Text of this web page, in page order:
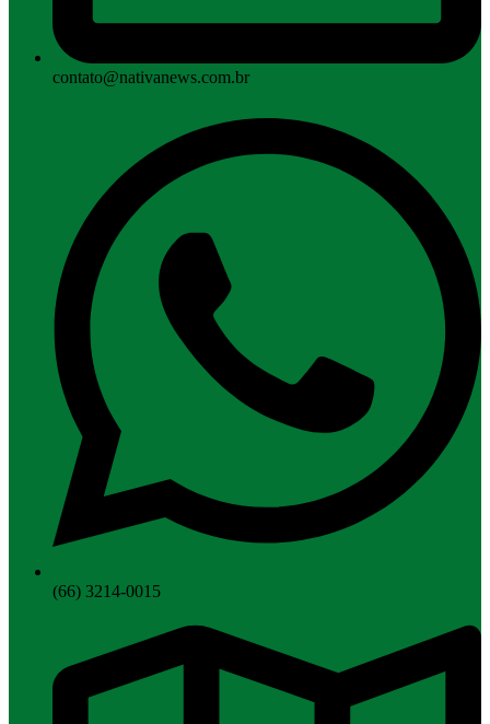
contato@nativanews.com.br
(66) 3214-0015